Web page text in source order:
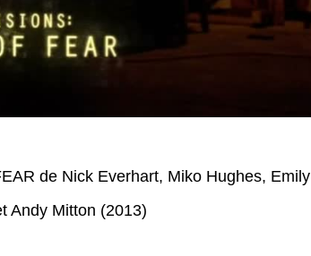
de Nick Everhart, Miko Hughes, Emily
Andy Mitton (2013)